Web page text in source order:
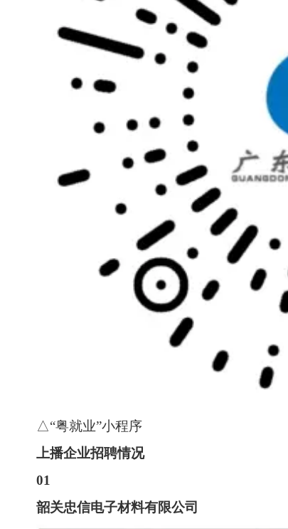
△“粤就业”小程序
上播企业招聘情况
01
韶关忠信电子材料有限公司